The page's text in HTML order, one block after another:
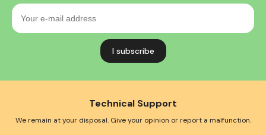
Your
mail
Technical Support
We remain at your disposal. Give your opinion or report a malfunction.